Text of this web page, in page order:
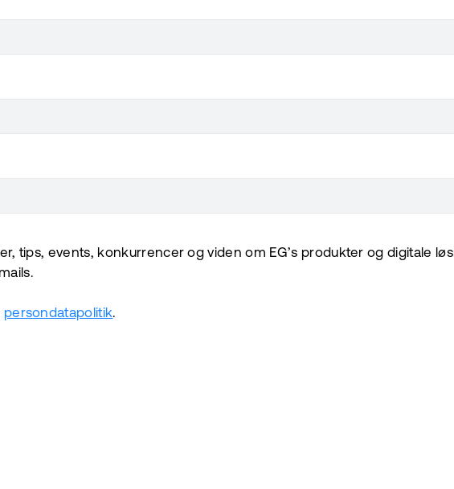
tips, events, konkurrencer og viden om EG’s produkter og digitale
persondatapolitik.